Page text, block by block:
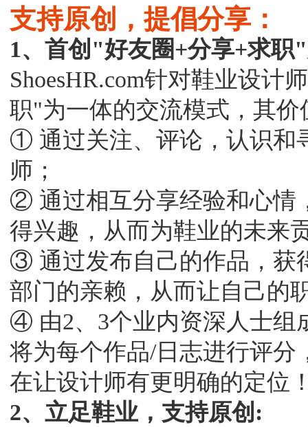
支持原创，提倡分享：
1、首创"好友圈+分享+求
ShoesHR.com针对鞋业设计
职"为一体的交流模式，其价
① 通过关注、评论，认识和
师；
② 通过相互分享经验和心情
得兴趣，从而为鞋业的未来
③ 通过发布自己的作品，获
部门的亲赖，从而让自己的
④ 由2、3个业内资深人士组
将为每个作品/日志进行评
在让设计师有更明确的定位
2、立足鞋业，支持原创: